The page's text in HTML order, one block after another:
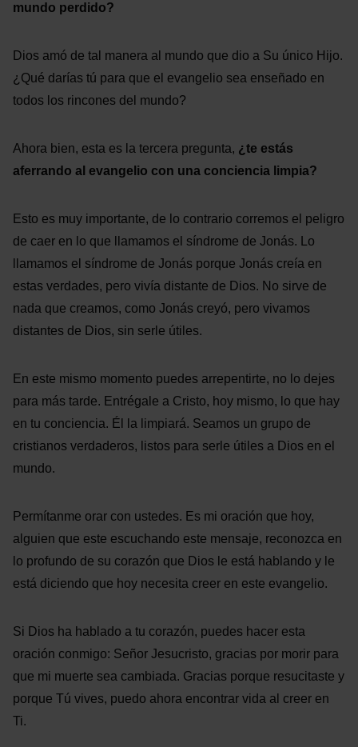
mundo perdido?
Dios amó de tal manera al mundo que dio a Su único Hijo.
¿Qué darías tú para que el evangelio sea enseñado en
todos los rincones del mundo?
Ahora bien, esta es la tercera pregunta, ¿te estás
aferrando al evangelio con una conciencia limpia?
Esto es muy importante, de lo contrario corremos el peligro
de caer en lo que llamamos el síndrome de Jonás. Lo
llamamos el síndrome de Jonás porque Jonás creía en
estas verdades, pero vivía distante de Dios. No sirve de
nada que creamos, como Jonás creyó, pero vivamos
distantes de Dios, sin serle útiles.
En este mismo momento puedes arrepentirte, no lo dejes
para más tarde. Entrégale a Cristo, hoy mismo, lo que hay
en tu conciencia. Él la limpiará. Seamos un grupo de
cristianos verdaderos, listos para serle útiles a Dios en el
mundo.
Permítanme orar con ustedes. Es mi oración que hoy,
alguien que este escuchando este mensaje, reconozca en
lo profundo de su corazón que Dios le está hablando y le
está diciendo que hoy necesita creer en este evangelio.
Si Dios ha hablado a tu corazón, puedes hacer esta
oración conmigo: Señor Jesucristo, gracias por morir para
que mi muerte sea cambiada. Gracias porque resucitaste y
porque Tú vives, puedo ahora encontrar vida al creer en
Ti.